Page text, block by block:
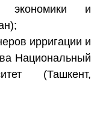
экономики и
ирригации и
Национальный
(Ташкент,